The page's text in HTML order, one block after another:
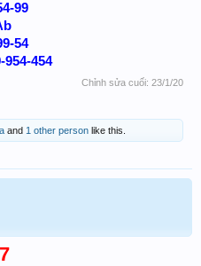
99
54
954-454
Chỉnh sửa cuối: 23/1/20
and 1 other person like this.